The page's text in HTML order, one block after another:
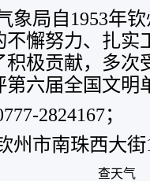
局自1953年钦
不懈努力、扎实
积极贡献，多次
第六届全国文明
2824167；
市南珠西大街
查天气